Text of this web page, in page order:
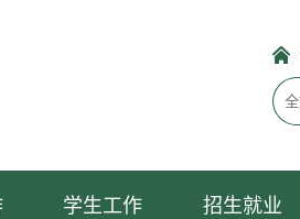
学生工作 招生就业